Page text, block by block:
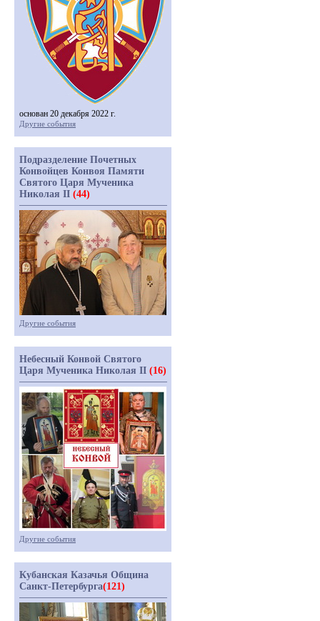
основан 20 декабря 2022 г.
Другие события
Подразделение Почетных
Конвойцев Конвоя Памяти
Святого Царя Мученика
Николая II (44)
Другие события
Небесный Конвой Святого
Царя Мученика Николая II (16)
Другие события
Кубанская Казачья Община
Санкт-Петербурга(121)